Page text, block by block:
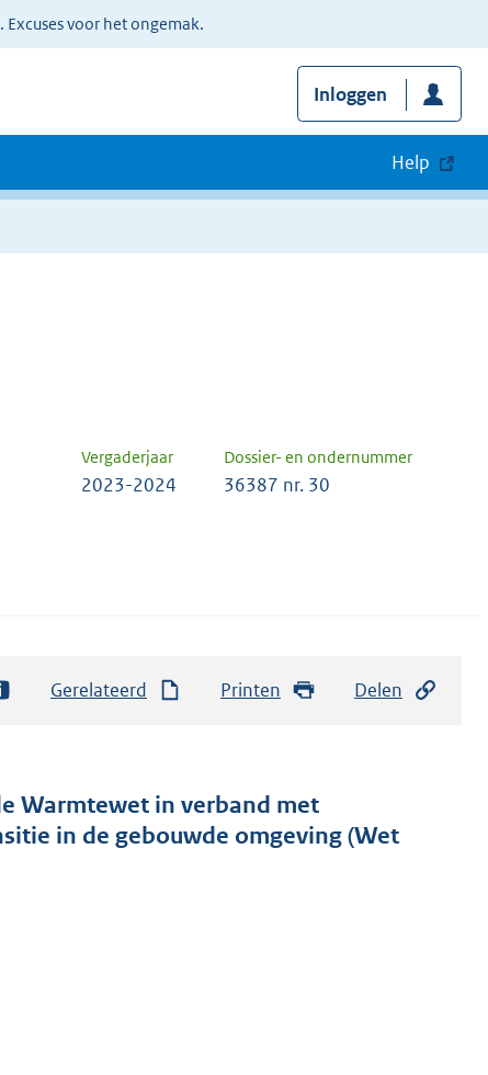
voor het ongemak.
Inloggen
Help
Vergaderjaar Dossier- en ondernummer
2023-2024 36387 nr. 30
Gerelateerd Printen Delen
Warmtewet in verband met
in de gebouwde omgeving (Wet